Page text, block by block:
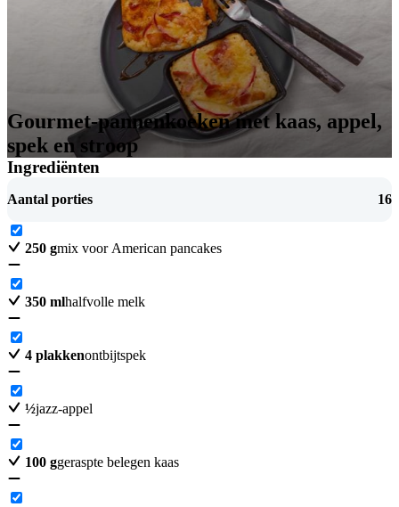
Gourmet-pannenkoeken met kaas, appel,
spek en stroop
Ingrediënten
Aantal porties 16
250 gmix voor American pancakes
350 mlhalfvolle melk
4 plakkenontbijtspek
½jazz-appel
100 ggeraspte belegen kaas